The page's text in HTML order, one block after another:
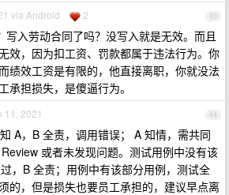
43
via Android 2
写入劳动合同了吗？没写入就是无效。而且
效，因为扣工资、罚款都属于违法行为。你
绩效工资是有限的，他直接离职，你就没法
承担损失，是傻逼行为。
44
11, 2021
A，B 全责，调用错误； A 知情，需共同
或者未发现问题。测试用例中没有该
，B 全责；用例中有该部分用例，测试全
的，但是损失也要员工承担的，建议早点离